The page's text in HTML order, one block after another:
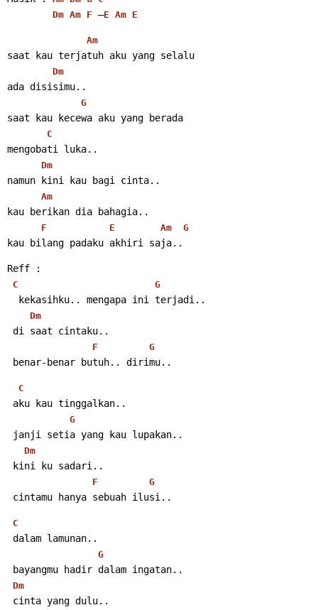
Dm Am F –E Am E
Am
saat kau terjatuh aku yang selalu
Dm
ada disisimu..
G
saat kau kecewa aku yang berada
C
mengobati luka..
Dm
namun kini kau bagi cinta..
Am
kau berikan dia bahagia..
F E Am G
kau bilang padaku akhiri saja..
Reff :
C G
  kekasihku.. mengapa ini terjadi..
Dm
di saat cintaku..
F G
benar-benar butuh.. dirimu..
C
aku kau tinggalkan..
G
janji setia yang kau lupakan..
Dm
kini ku sadari..
F G
cintamu hanya sebuah ilusi..
C
dalam lamunan..
G
bayangmu hadir dalam ingatan..
Dm
cinta yang dulu..